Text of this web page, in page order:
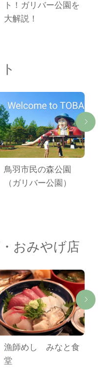
ト！ガリバー公園を
大解説！
鳥羽市民の森公園
（ガリバー公園）
おみやげ店
漁師めし みなと食
堂